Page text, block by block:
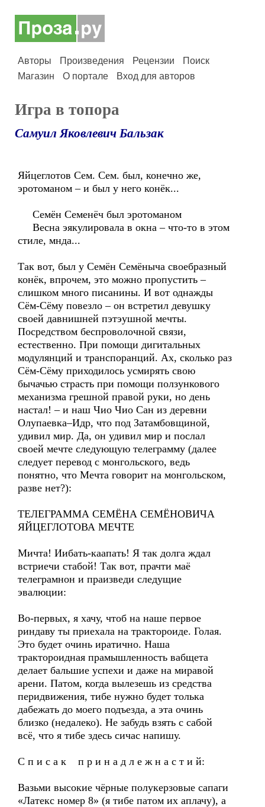
Авторы Произведения Рецензии
Поиск
Магазин
О портале Вход для авторов
Игра в топора
Самуил Яковлевич Бальзак
Яйцеглотов Сем. Сем. был, конечно же,
эротоманом – и был у него конёк...
Семён Семенёч был эротоманом
Весна эякулировала в окна – что-то в этом
стиле, мнда...
Так вот, был у Семён Семёныча своебразный
конёк, впрочем, это можно пропустить –
слишком много писанины. И вот однажды
Сём-Сёму повезло – он встретил девушку
своей давнишней пэтэушной мечты.
Посредством беспроволочной связи,
естественно. При помощи дигитальных
модулянций и транспоранций. Ах, сколько раз
Сём-Сёму приходилось усмирять свою
бычачью страсть при помощи ползункового
механизма грешной правой руки, но день
настал! – и наш Чио Чио Сан из деревни
Олупаевка–Идр, что под Затамбовщиной,
удивил мир. Да, он удивил мир и послал
своей мечте следующую телеграмму (далее
следует перевод с монгольского, ведь
понятно, что Мечта говорит на монгольском,
разве нет?):
ТЕЛЕГРАММА СЕМЁНА СЕМЁНОВИЧА
ЯЙЦЕГЛОТОВА МЕЧТЕ
Мичта! Иибать-каапать! Я так долга ждал
встриечи стабой! Так вот, прачти маё
телеграмнон и праизведи следущие
эвалюции:
Во-первых, я хачу, чтоб на наше первое
риндаву ты приехала на трактороиде. Голая.
Это будет очинь иратично. Наша
трактороидная прамышленность вабщета
делает бальшие успехи и даже на миравой
арени. Патом, когда вылезешь из средства
перидвижения, тибе нужно будет толька
дабежать до моего подъезда, а эта очинь
близко (недалеко). Не забудь взять с сабой
всё, что я тибе здесь сичас напишу.
С п и с а к п р и н а д л е ж н а с т и й:
Вазьми высокие чёрные полукерзовые сапаги
«Латекс номер 8» (я тибе патом их аплачу), а